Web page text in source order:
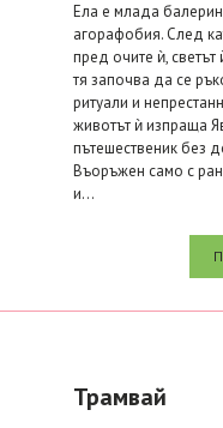
Ела е млада
агорафобия. След
пред очите ѝ,
тя започва да се
ритуали и
животът ѝ изпраща
пътешественик без
Въоръжен само с
и...
Трамвай